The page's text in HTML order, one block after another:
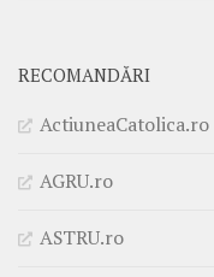
RECOMANDĂRI
ActiuneaCatolica.ro
AGRU.ro
ASTRU.ro